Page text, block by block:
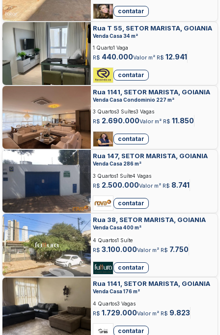
contatar
Rua T 55, SETOR MARISTA, GOIANIA
Venda Casa 34 m²
R$ 440.000Valor m² R$ 12.941
1 Quarto1 Vaga
contatar
Rua 1141, SETOR MARISTA, GOIANIA
Venda Casa Condominio 227 m²
R$ 2.690.000Valor m² R$ 11.850
3 Quartos3 Suítes3 Vagas
contatar
Rua 147, SETOR MARISTA, GOIANIA
Venda Casa 286 m²
R$ 2.500.000Valor m² R$ 8.741
3 Quartos1 Suíte4 Vagas
contatar
Rua 38, SETOR MARISTA, GOIANIA
Venda Casa 400 m²
R$ 3.100.000Valor m² R$ 7.750
4 Quartos1 Suíte
contatar
Rua 1141, SETOR MARISTA, GOIANIA
Venda Casa 176 m²
R$ 1.729.000Valor m² R$ 9.823
4 Quartos3 Vagas
contatar